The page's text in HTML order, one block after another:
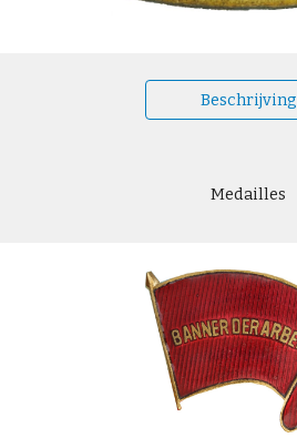
Beschrijving
Medailles